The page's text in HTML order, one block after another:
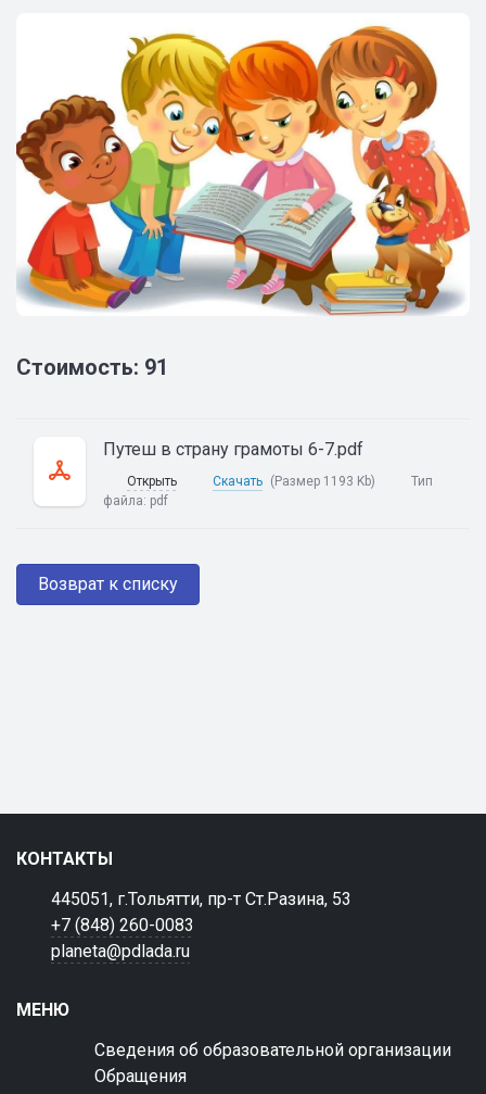
Стоимость: 91
Путеш в страну грамоты 6-7.pdf
Открыть Скачать (Размер 1193 Kb)
Тип
файла: pdf
Возврат к списку
КОНТАКТЫ
445051, г.Тольятти, пр-т Ст.Разина, 53
+7 (848) 260-0083
planeta@pdlada.ru
МЕНЮ
Сведения об образовательной организации
Обращения